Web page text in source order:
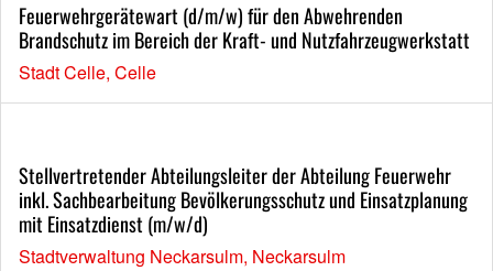
Feuerwehrgerätewart (d/m/w) für den Abwehrenden
Brandschutz im Bereich der Kraft- und Nutzfahrzeugwerkstatt
Stadt Celle, Celle
Stellvertretender Abteilungsleiter der Abteilung Feuerwehr
inkl. Sachbearbeitung Bevölkerungsschutz und Einsatzplanung
mit Einsatzdienst (m/w/d)
Stadtverwaltung Neckarsulm, Neckarsulm